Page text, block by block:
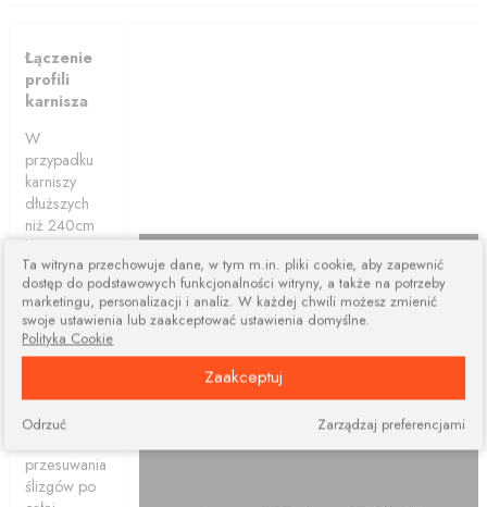
Łączenie
profili
karnisza
W
przypadku
karniszy
dłuższych
niż 240cm
karnisze są
łączone z
dwóch lub
więcej
elementów.
Połączone
ciągle dają
nam
przesuwania
ślizgów po
Ta witryna przechowuje dane, w tym m.in. pliki cookie, aby zapewnić
dostęp do podstawowych funkcjonalności witryny, a także na potrzeby
marketingu, personalizacji i analiz. W każdej chwili możesz zmienić
swoje ustawienia lub zaakceptować ustawienia domyślne.
Polityka Cookie
Zaakceptuj
Zarządzaj preferencjami
Odrzuć